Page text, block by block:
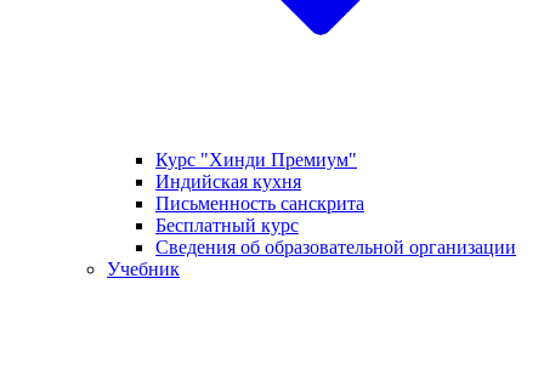
Курс "Хинди Премиум"
Индийская кухня
Письменность санскрита
Бесплатный курс
Сведения об образовательной организации
Учебник